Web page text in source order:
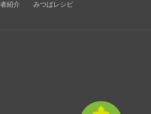
紹介 みつばレシピ